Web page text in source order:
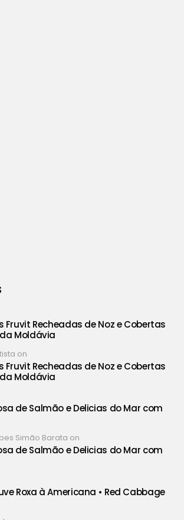
Fruvit Recheadas de Noz e Cobertas
Moldávia
on
Fruvit Recheadas de Noz e Cobertas
Moldávia
de Salmão e Delicias do Mar com
Simão Barata on
de Salmão e Delicias do Mar com
Roxa à Americana • Red Cabbage